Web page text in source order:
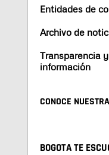
Entidades de
Archivo de
Transparencia
información
CONOCE
BOGOTA TE